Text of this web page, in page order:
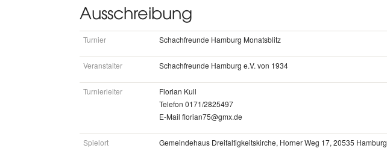
Ausschreibung
Turnier Schachfreunde Hamburg Monatsblitz
Veranstalter Schachfreunde Hamburg e.V. von 1934
Turnierleiter
Florian Kull
Telefon 0171/2825497
E-Mail florian75@gmx.de
Spielort Gemeindehaus Dreifaltigkeitskirche, Horner Weg 17, 20535 Hamburg